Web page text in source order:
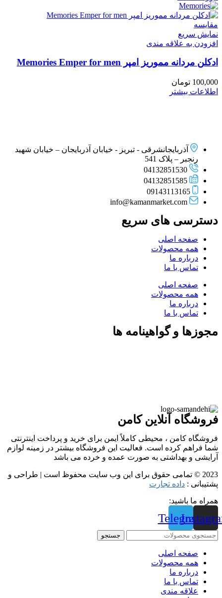
مقايسه
نمایش سریع
افزودن به علاقه مندی
ادکلن مردانه مموریز امپر Memories Emper for men
100,000 تومان
اطلاعات بیشتر
آذربایجانشرقی - تبریز - خیابان آذربایجان – خیابان شهید
رنجبر – پلاک 541
04132851530
04132851585
09143113165
info@kamanmarket.com
دسترسی های سریع
صفحه اصلی
همه محصولات
درباره ما
تماس با ما
صفحه اصلی
همه محصولات
درباره ما
تماس با ما
مجوزها و گواهینامه ها
فروشگاه آنلاین کامن
فروشگاه کامن ، محیطی کاملاً ایمن برای خرید و پرداخت اینترنتی
شما فراهم کرده است. فعالیت این فروشگاه بیشتر در زمینه لوازم
آرایشی و بهداشتی به صورت عمده و خرده می باشد
2023 © تمامی حقوق برای این وب سایت محفوظ است | طراحی و
پشتیبانی : داده تجارت
همراه ما باشید:
Telegram
جستجو
صفحه اصلی
همه محصولات
درباره ما
تماس با ما
علاقه مندی